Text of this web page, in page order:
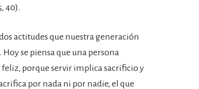
40).
actitudes que nuestra generación
se piensa que una persona
feliz, porque servir implica sacrificio y
por nada ni por nadie, el que